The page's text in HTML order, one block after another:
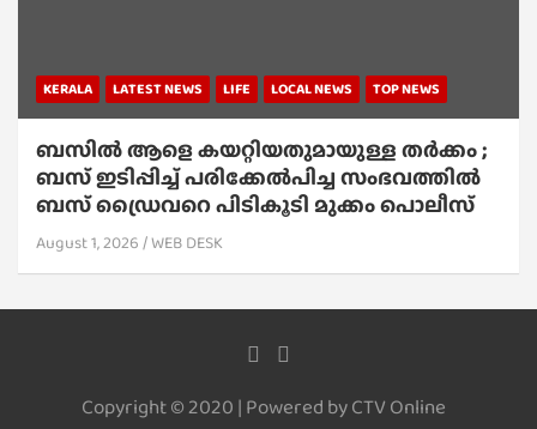
KERALA LATEST NEWS LIFE LOCAL NEWS TOP NEWS
ബസിൽ ആളെ കയറ്റിയതുമായുള്ള തർക്കം ;
ബസ് ഇടിപ്പിച്ച് പരിക്കേൽപിച്ച സംഭവത്തിൽ
ബസ് ഡ്രൈവറെ പിടികൂടി മുക്കം പൊലീസ്
August 1, 2026 WEB DESK
Copyright © 2020 | Powered by CTV Online